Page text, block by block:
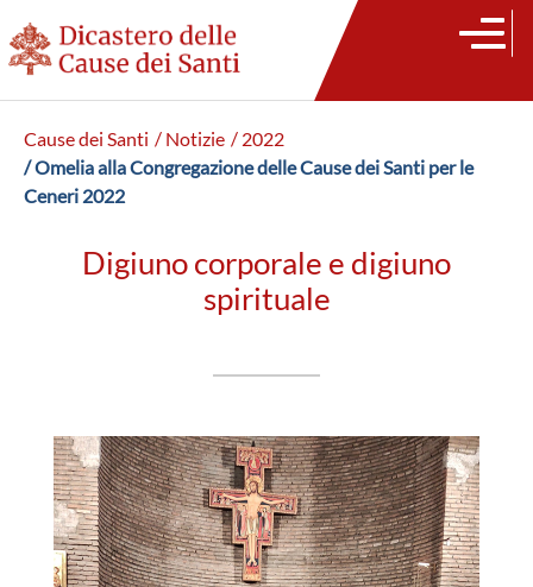
Cause dei Santi / Notizie / 2022
/ Omelia alla Congregazione delle Cause dei Santi per le
Ceneri 2022
Digiuno corporale e digiuno
spirituale